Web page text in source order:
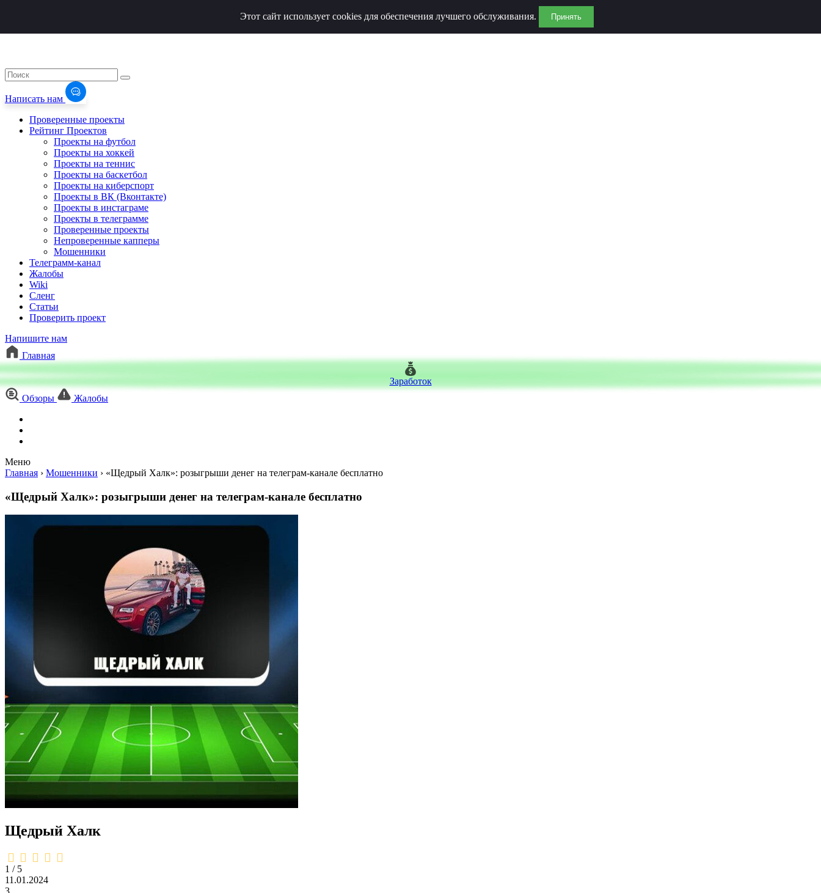
Написать нам
Проверенные проекты
Рейтинг Проектов
Проекты на футбол
Проекты на хоккей
Проекты на теннис
Проекты на баскетбол
Проекты на киберспорт
Проекты в ВК (Вконтакте)
Проекты в инстаграме
Проекты в телеграмме
Проверенные проекты
Непроверенные капперы
Мошенники
Телеграмм-канал
Жалобы
Wiki
Сленг
Статьи
Проверить проект
Напишите нам
Главная
Заработок
Обзоры
Жалобы
Меню
Этот сайт использует cookies для обеспечения лучшего обслуживания. Принять
Главная › Мошенники › «Щедрый Халк»: розыгрыши денег на телеграм-канале бесплатно
«Щедрый Халк»: розыгрыши денег на телеграм-канале бесплатно
Щедрый Халк
1,0
rating
1 / 5
11.01.2024